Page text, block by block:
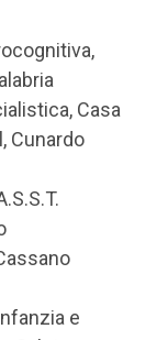
Casa
Cunardo
e